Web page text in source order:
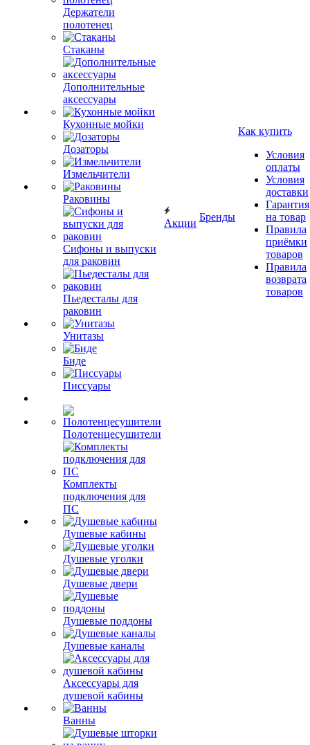
Держатели
полотенец
Стаканы
Дополнительные
аксессуары
Кухонные мойки
Дозаторы
Измельчители
Раковины
Сифоны и выпуски
для раковин
Пьедесталы для
раковин
Унитазы
Биде
Писсуары
Полотенцесушители
Комплекты
подключения для
ПС
Душевые кабины
Душевые уголки
Душевые двери
Душевые поддоны
Душевые каналы
Аксессуары для
душевой кабины
Ванны
Акции
Бренды
Как купить
Условия
оплаты
Условия
доставки
Гарантия
на товар
Правила
приёмки
товаров
Правила
возврата
товаров